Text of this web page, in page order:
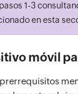
1-3
en esta
móvil